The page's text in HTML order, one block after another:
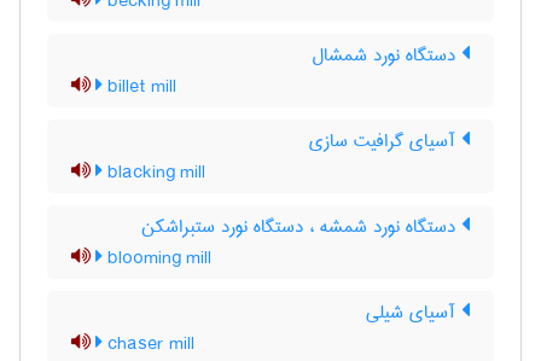
دستگاه نورد شمشال
billet mill
آسیای گرافیت سازی
blacking mill
دستگاه نورد شمشه ، دستگاه نورد ستبراشکن
blooming mill
آسیای شیلی
chaser mill